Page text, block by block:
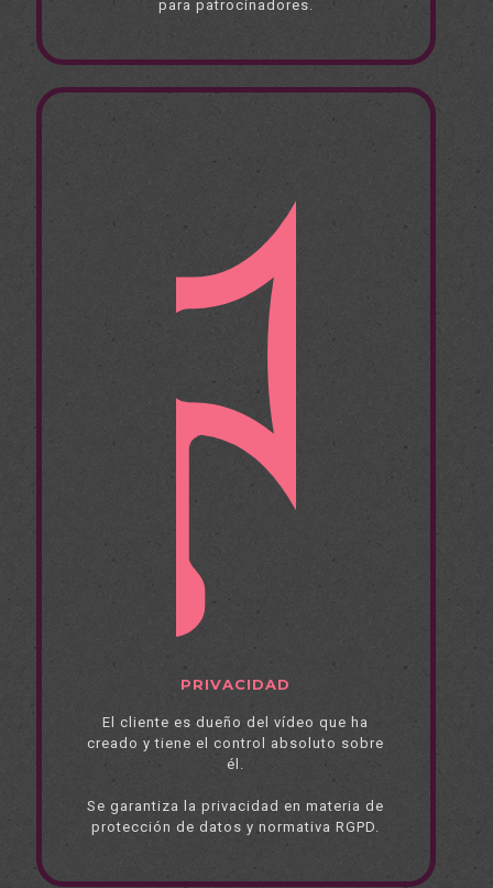
para patrocinadores.
PRIVACIDAD
El cliente es dueño del vídeo que ha
creado y tiene el control absoluto sobre
él.
Se garantiza la privacidad en materia de
protección de datos y normativa RGPD.